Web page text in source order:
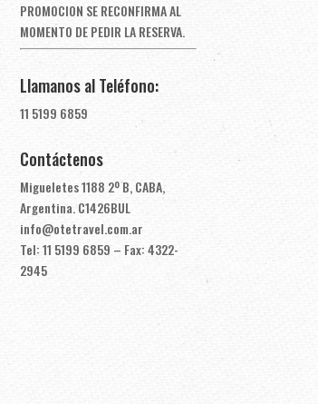
PROMOCION SE RECONFIRMA AL
MOMENTO DE PEDIR LA RESERVA.
Llamanos al Teléfono:
11 5199 6859
Contáctenos
Migueletes 1188 2º B, CABA,
Argentina. C1426BUL
info@otetravel.com.ar
Tel: 11 5199 6859 – Fax: 4322-
2945